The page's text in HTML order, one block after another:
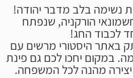
נשימה בלב מדבר יהודה!
הורקניה, שנפתח
לכבוד החג!
באתר היסטורי מרשים עם
במקום יחכו לכם גם פינת
מהנה לכל המשפחה.